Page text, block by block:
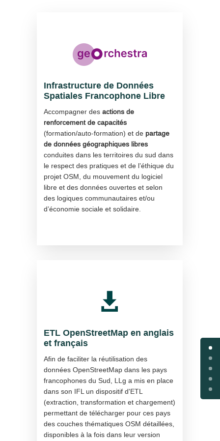
Infrastructure de Données
Spatiales Francophone Libre
Accompagner desactions de
renforcement de capacités
(formation/auto-formation) et de partage
de données géographiques libres
conduites dans les territoires du sud dans
le respect des pratiques et de l’éthique du
projet OSM, du mouvement du logiciel
libre et des données ouvertes et selon
des logiques communautaires et/ou
d’économie sociale et solidaire.

ETL OpenStreetMap en anglais
et français
Afin de faciliter la réutilisation des
données OpenStreetMap dans les pays
francophones du Sud, LLg a mis en place
dans son IFL un dispositif d'ETL
(extraction, transformation et chargement)
permettant de télécharger pour ces pays
des couches thématiques OSM détaillées,
disponibles à la fois dans leur version